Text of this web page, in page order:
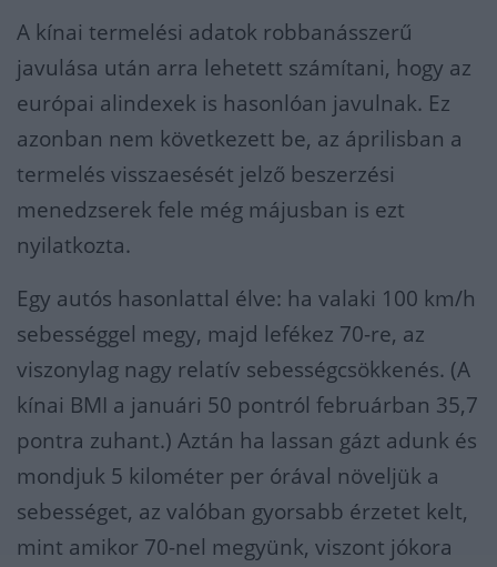
A kínai termelési adatok robbanásszerű
javulása után arra lehetett számítani, hogy az
európai alindexek is hasonlóan javulnak. Ez
azonban nem következett be, az áprilisban a
termelés visszaesését jelző beszerzési
menedzserek fele még májusban is ezt
nyilatkozta.
Egy autós hasonlattal élve: ha valaki 100 km/h
sebességgel megy, majd lefékez 70-re, az
viszonylag nagy relatív sebességcsökkenés. (A
kínai BMI a januári 50 pontról februárban 35,7
pontra zuhant.) Aztán ha lassan gázt adunk és
mondjuk 5 kilométer per órával növeljük a
sebességet, az valóban gyorsabb érzetet kelt,
mint amikor 70-nel megyünk, viszont jókora